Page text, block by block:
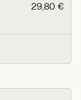
29,80 €